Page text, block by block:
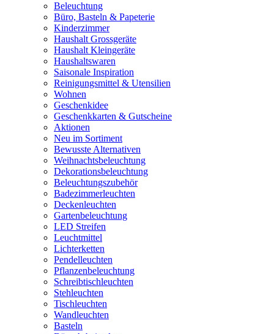
Beleuchtung
Büro, Basteln & Papeterie
Kinderzimmer
Haushalt Grossgeräte
Haushalt Kleingeräte
Haushaltswaren
Saisonale Inspiration
Reinigungsmittel & Utensilien
Wohnen
Geschenkidee
Geschenkkarten & Gutscheine
Aktionen
Neu im Sortiment
Bewusste Alternativen
Weihnachtsbeleuchtung
Dekorationsbeleuchtung
Beleuchtungszubehör
Badezimmerleuchten
Deckenleuchten
Gartenbeleuchtung
LED Streifen
Leuchtmittel
Lichterketten
Pendelleuchten
Pflanzenbeleuchtung
Schreibtischleuchten
Stehleuchten
Tischleuchten
Wandleuchten
Basteln